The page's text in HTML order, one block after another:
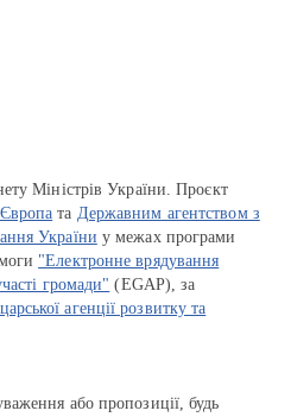
Міністрів України. Проєкт
та Державним агентством з
України у межах програми
"Електронне врядування
громади" (EGAP), за
агенції розвитку та
або пропозиції, будь